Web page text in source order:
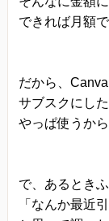
できれば月額
だから、
サブスクにし
やっぱ使うか
で、あるとき
「なんか最近